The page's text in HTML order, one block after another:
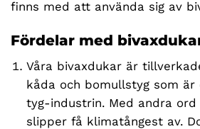
finns med att använda sig av
Fördelar med
Våra bivaxdukar är
kåda och bomullstyg som
tyg-industrin. Med andra
slipper få klimatångest av.